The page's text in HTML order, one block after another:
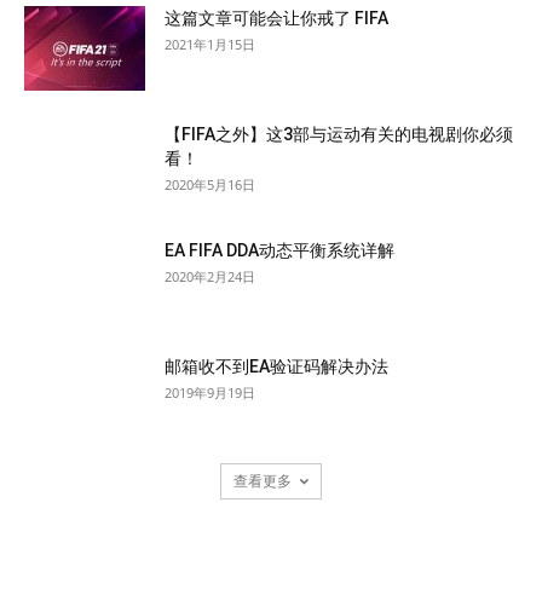
这篇文章可能会让你戒了 FIFA
2021年1月15日
【FIFA之外】这3部与运动有关的电视剧你必须
看！
2020年5月16日
EA FIFA DDA动态平衡系统详解
2020年2月24日
邮箱收不到EA验证码解决办法
2019年9月19日
查看更多